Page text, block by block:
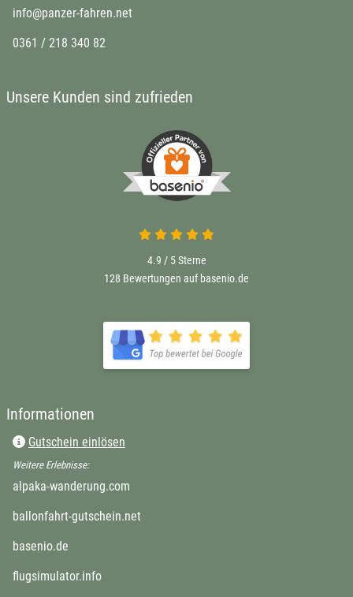
info@panzer-fahren.net
0361 / 218 340 82
Unsere Kunden sind zufrieden
4.9 / 5Sterne
128 Bewertungen auf basenio.de
Informationen
Gutschein einlösen
Weitere Erlebnisse:
alpaka-wanderung.com
ballonfahrt-gutschein.net
basenio.de
flugsimulator.info